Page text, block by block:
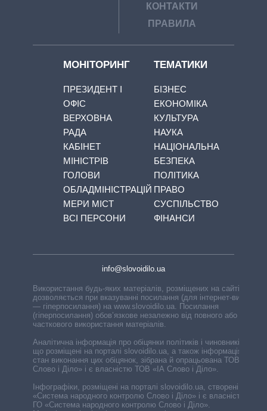
КОНТАКТИ
ПРАВИЛА
МОНІТОРИНГ
ПРЕЗИДЕНТ І
ОФІС
ВЕРХОВНА
РАДА
КАБІНЕТ
МІНІСТРІВ
ГОЛОВИ
ОБЛАДМІНІСТРАЦІЙ
МЕРИ МІСТ
ВСІ ПЕРСОНИ
ТЕМАТИКИ
БІЗНЕС
ЕКОНОМІКА
КУЛЬТУРА
НАУКА
НАЦІОНАЛЬНА
БЕЗПЕКА
ПОЛІТИКА
ПРАВО
СУСПІЛЬСТВО
ФІНАНСИ
info@slovoidilo.ua
Використання будь-яких матеріалів, розміщених на сайті,
дозволяється при вказуванні посилання (для інтернет-видань
— гіперпосилання) на www.slovoidilo.ua. Посилання
(гіперпосилання) обов’язкове незалежно від повного або
часткового використання матеріалів.
Аналітична інформація про обіцянки політиків і чиновників,
що розміщені на порталі slovoidilo.ua, а також інформація про
стан виконання цих обіцянок, зібрана й опрацьована ТОВ «ІА
Слово і Діло» і є власністю ТОВ «ІА Слово і Діло».
Інфографіки, розміщені на порталі slovoidilo.ua, створені ГО
«Система народного контролю Слово і Діло» і є власністю
ГО «Система народного контролю Слово і Діло».